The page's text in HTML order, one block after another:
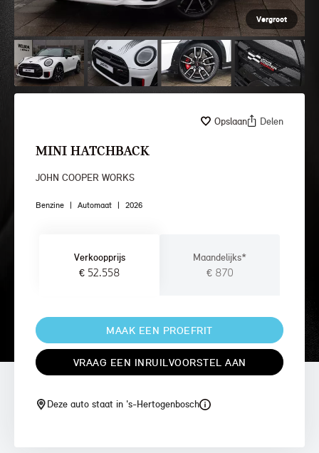
Vergroot
Opslaan Delen
MINI HATCHBACK
JOHN COOPER WORKS
Benzine | Automaat | 2026
Verkoopprijs
€ 52.558
Maandelijks*
€ 870
MAAK EEN PROEFRIT
VRAAG EEN INRUILVOORSTEL AAN
Deze auto staat in 's-Hertogenbosch